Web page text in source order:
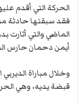
الحركة التي أقدم
فقد سبقتها حادثة
الماضي والتي
أيمن دحمان حارس
وخلال مباراة
قبضة يديه، وهي